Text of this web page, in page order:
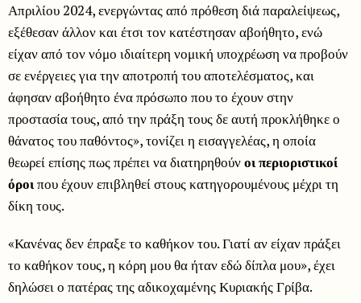
Απριλίου 2024, ενεργώντας από πρόθεση διά παραλείψεως,
εξέθεσαν άλλον και έτσι τον κατέστησαν αβοήθητο, ενώ
είχαν από τον νόμο ιδιαίτερη νομική υποχρέωση να προβούν
σε ενέργειες για την αποτροπή του αποτελέσματος, και
άφησαν αβοήθητο ένα πρόσωπο που το έχουν στην
προστασία τους, από την πράξη τους δε αυτή προκλήθηκε ο
θάνατος του παθόντος», τονίζει η εισαγγελέας, η οποία
θεωρεί επίσης πως πρέπει να διατηρηθούνοι περιοριστικοί
όροιπου έχουν επιβληθεί στους κατηγορουμένους μέχρι τη
δίκη τους.
«Κανένας δεν έπραξε το καθήκον του. Γιατί αν είχαν πράξει
το καθήκον τους, η κόρη μου θα ήταν εδώ δίπλα μου», έχει
δηλώσει ο πατέρας της αδικοχαμένης Κυριακής Γρίβα.